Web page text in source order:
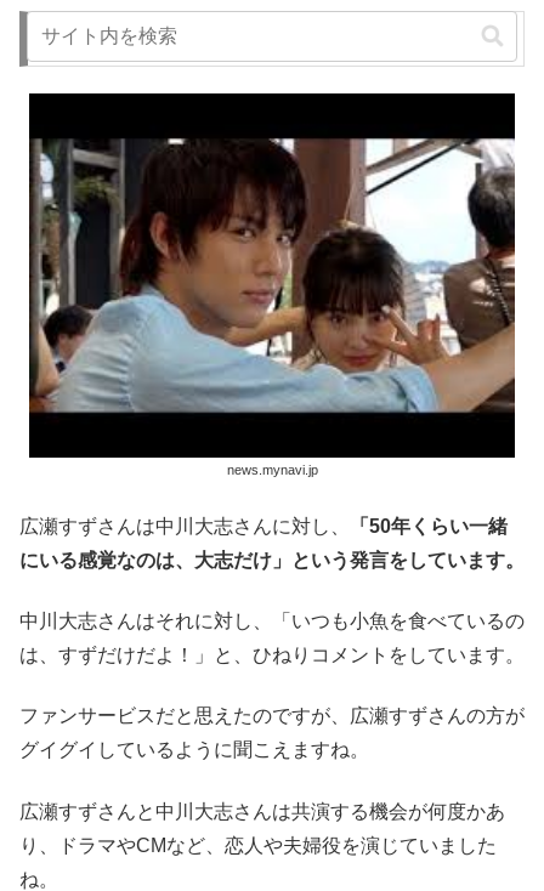
恋愛中のような匂わせ発言
news.mynavi.jp
広瀬すずさんは中川大志さんに対し、
「50年くらい一緒
にいる感覚なのは、大志だけ」という発言をしています。
中川大志さんはそれに対し、「いつも小魚を食べているの
は、すずだけだよ！」と、ひねりコメントをしています。
ファンサービスだと思えたのですが、広瀬すずさんの方が
グイグイしているように聞こえますね。
広瀬すずさんと中川大志さんは共演する機会が何度かあ
り、ドラマやCMなど、恋人や夫婦役を演じていました
ね。